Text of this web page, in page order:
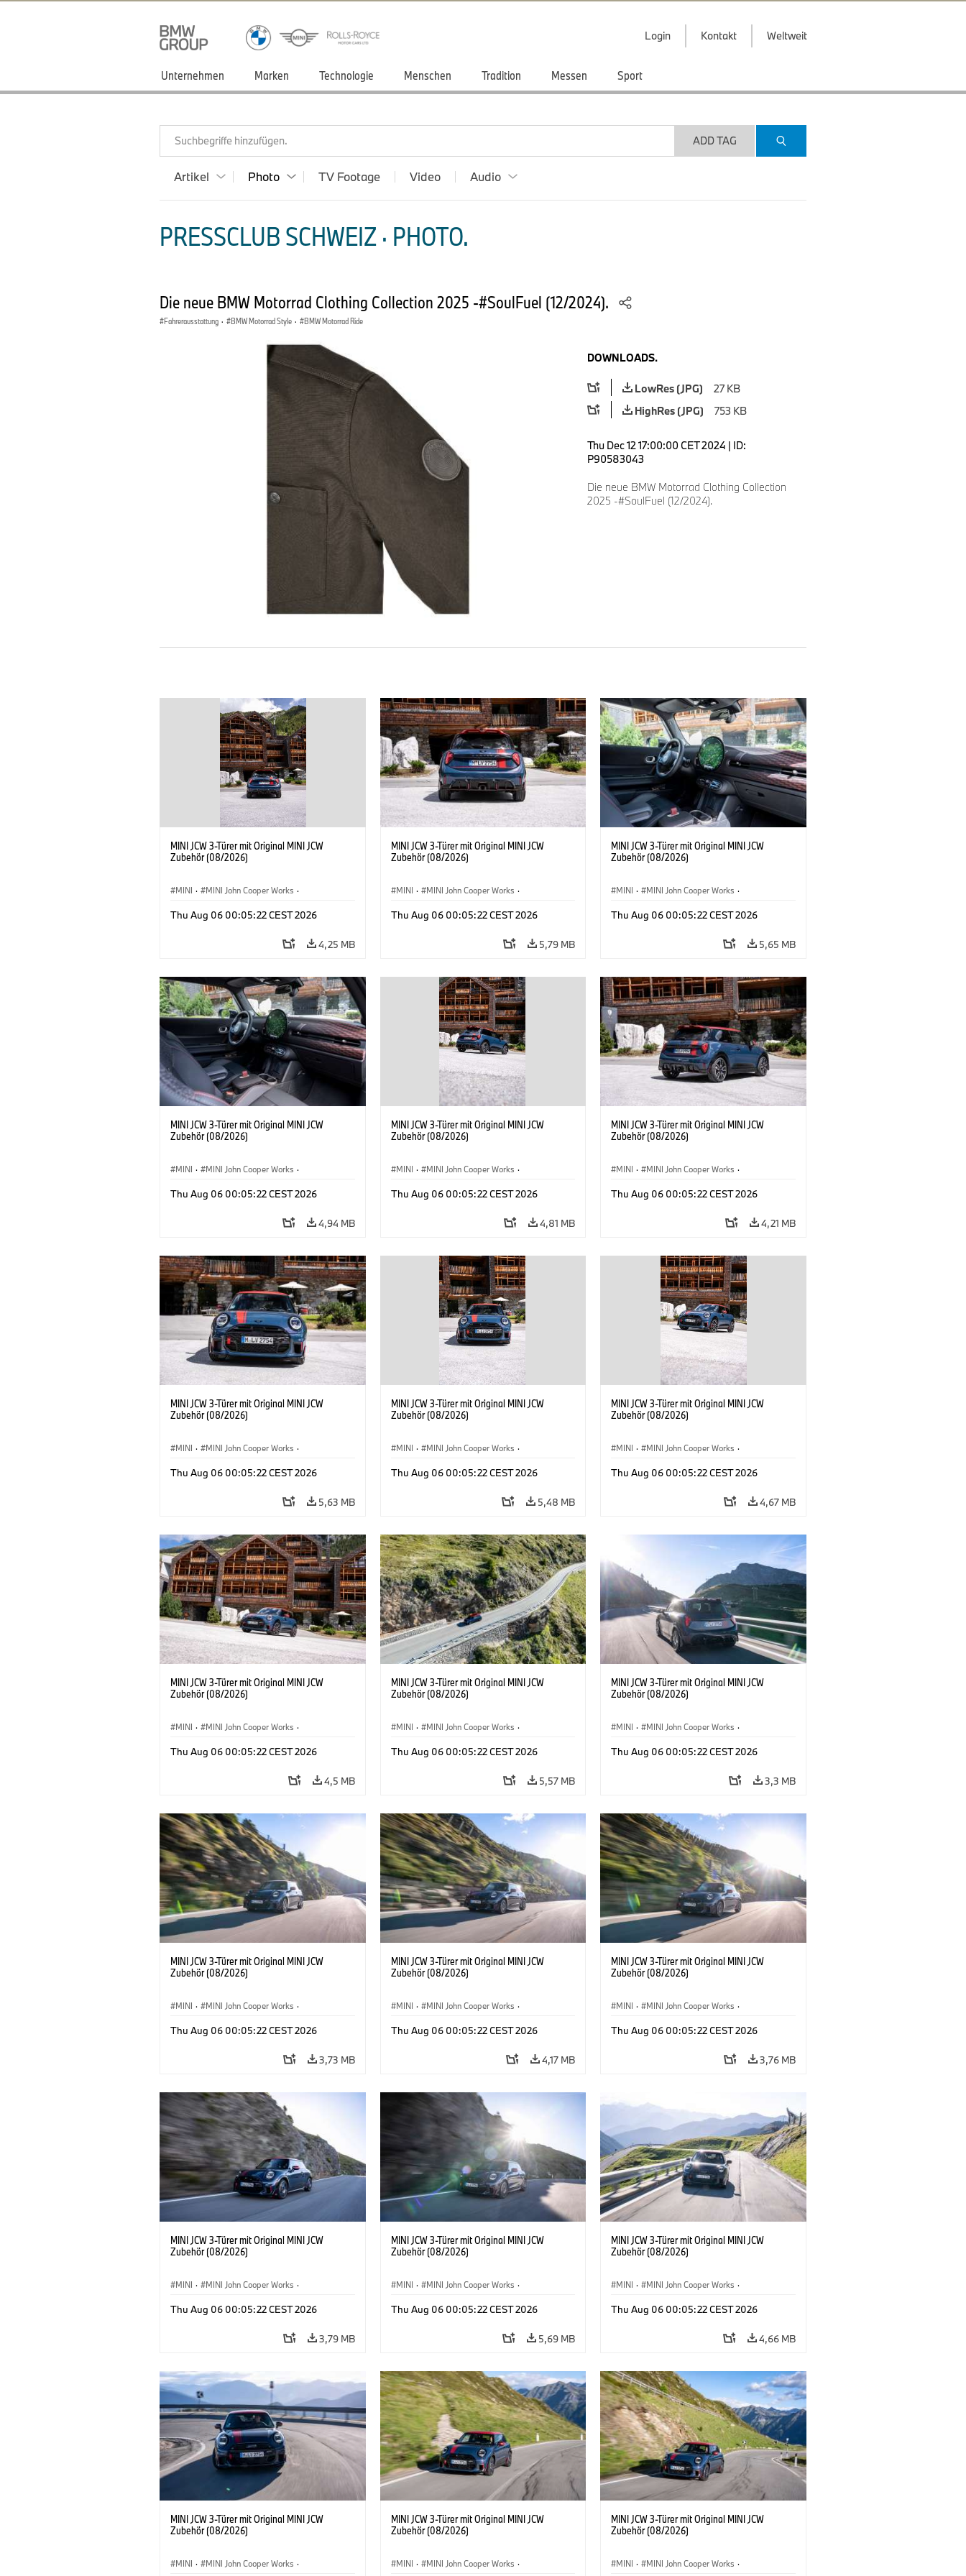
Login Kontakt Weltweit
Unternehmen Marken Technologie Menschen Tradition Messen Sport
Suchbegriffe hinzufügen. ADD TAG
Artikel Photo TV Footage Video Audio
PRESSCLUB SCHWEIZ · PHOTO.
Die neue BMW Motorrad Clothing Collection 2025 -#SoulFuel (12/2024).
Fahrerausstattung · BMW Motorrad Style · BMW Motorrad Ride
DOWNLOADS.
LowRes (JPG)
27 KB
HighRes (JPG)
753 KB
Thu Dec 12 17:00:00 CET 2024 | ID:
P90583043
Die neue BMW Motorrad Clothing Collection
2025 -#SoulFuel (12/2024).
MINI JCW 3-Türer mit Original MINI JCW
Zubehör (08/2026)
MINI · MINI John Cooper Works ·
Sonderausstattungen, Zubehör
Thu Aug 06 00:05:22 CEST 2026
4,25 MB
MINI JCW 3-Türer mit Original MINI JCW
Zubehör (08/2026)
MINI · MINI John Cooper Works ·
Sonderausstattungen, Zubehör
Thu Aug 06 00:05:22 CEST 2026
5,79 MB
MINI JCW 3-Türer mit Original MINI JCW
Zubehör (08/2026)
MINI · MINI John Cooper Works ·
Sonderausstattungen, Zubehör
Thu Aug 06 00:05:22 CEST 2026
5,65 MB
MINI JCW 3-Türer mit Original MINI JCW
Zubehör (08/2026)
MINI · MINI John Cooper Works ·
Sonderausstattungen, Zubehör
Thu Aug 06 00:05:22 CEST 2026
4,94 MB
MINI JCW 3-Türer mit Original MINI JCW
Zubehör (08/2026)
MINI · MINI John Cooper Works ·
Sonderausstattungen, Zubehör
Thu Aug 06 00:05:22 CEST 2026
4,81 MB
MINI JCW 3-Türer mit Original MINI JCW
Zubehör (08/2026)
MINI · MINI John Cooper Works ·
Sonderausstattungen, Zubehör
Thu Aug 06 00:05:22 CEST 2026
4,21 MB
MINI JCW 3-Türer mit Original MINI JCW
Zubehör (08/2026)
MINI · MINI John Cooper Works ·
Sonderausstattungen, Zubehör
Thu Aug 06 00:05:22 CEST 2026
5,63 MB
MINI JCW 3-Türer mit Original MINI JCW
Zubehör (08/2026)
MINI · MINI John Cooper Works ·
Sonderausstattungen, Zubehör
Thu Aug 06 00:05:22 CEST 2026
5,48 MB
MINI JCW 3-Türer mit Original MINI JCW
Zubehör (08/2026)
MINI · MINI John Cooper Works ·
Sonderausstattungen, Zubehör
Thu Aug 06 00:05:22 CEST 2026
4,67 MB
MINI JCW 3-Türer mit Original MINI JCW
Zubehör (08/2026)
MINI · MINI John Cooper Works ·
Sonderausstattungen, Zubehör
Thu Aug 06 00:05:22 CEST 2026
4,5 MB
MINI JCW 3-Türer mit Original MINI JCW
Zubehör (08/2026)
MINI · MINI John Cooper Works ·
Sonderausstattungen, Zubehör
Thu Aug 06 00:05:22 CEST 2026
5,57 MB
MINI JCW 3-Türer mit Original MINI JCW
Zubehör (08/2026)
MINI · MINI John Cooper Works ·
Sonderausstattungen, Zubehör
Thu Aug 06 00:05:22 CEST 2026
3,3 MB
MINI JCW 3-Türer mit Original MINI JCW
Zubehör (08/2026)
MINI · MINI John Cooper Works ·
Sonderausstattungen, Zubehör
Thu Aug 06 00:05:22 CEST 2026
3,73 MB
MINI JCW 3-Türer mit Original MINI JCW
Zubehör (08/2026)
MINI · MINI John Cooper Works ·
Sonderausstattungen, Zubehör
Thu Aug 06 00:05:22 CEST 2026
4,17 MB
MINI JCW 3-Türer mit Original MINI JCW
Zubehör (08/2026)
MINI · MINI John Cooper Works ·
Sonderausstattungen, Zubehör
Thu Aug 06 00:05:22 CEST 2026
3,76 MB
MINI JCW 3-Türer mit Original MINI JCW
Zubehör (08/2026)
MINI · MINI John Cooper Works ·
Sonderausstattungen, Zubehör
Thu Aug 06 00:05:22 CEST 2026
3,79 MB
MINI JCW 3-Türer mit Original MINI JCW
Zubehör (08/2026)
MINI · MINI John Cooper Works ·
Sonderausstattungen, Zubehör
Thu Aug 06 00:05:22 CEST 2026
5,69 MB
MINI JCW 3-Türer mit Original MINI JCW
Zubehör (08/2026)
MINI · MINI John Cooper Works ·
Sonderausstattungen, Zubehör
Thu Aug 06 00:05:22 CEST 2026
4,66 MB
MINI JCW 3-Türer mit Original MINI JCW
Zubehör (08/2026)
MINI · MINI John Cooper Works ·
MINI JCW 3-Türer mit Original MINI JCW
Zubehör (08/2026)
MINI · MINI John Cooper Works ·
MINI JCW 3-Türer mit Original MINI JCW
Zubehör (08/2026)
MINI · MINI John Cooper Works ·